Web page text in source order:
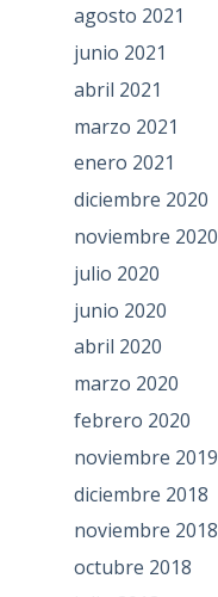
agosto 2021
junio 2021
abril 2021
marzo 2021
enero 2021
diciembre 2020
noviembre 2020
julio 2020
junio 2020
abril 2020
marzo 2020
febrero 2020
noviembre 2019
diciembre 2018
noviembre 2018
octubre 2018